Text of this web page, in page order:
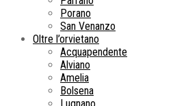
Porano
San Venanzo
Oltre l’orvietano
Acquapendente
Alviano
Amelia
Bolsena